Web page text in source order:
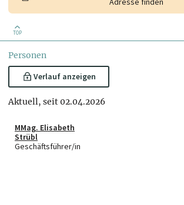
TOP
Personen
Verlauf anzeigen
Aktuell, seit 02.04.2026
MMag. Elisabeth
Strübl
Geschäftsführer/in